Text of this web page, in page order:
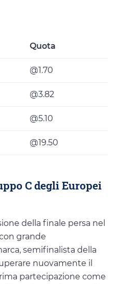
Quota
@1.70
@3.82
@5.10
@19.50
C degli Europei
della finale persa nel
grande
semifinalista della
nuovamente il
partecipazione come